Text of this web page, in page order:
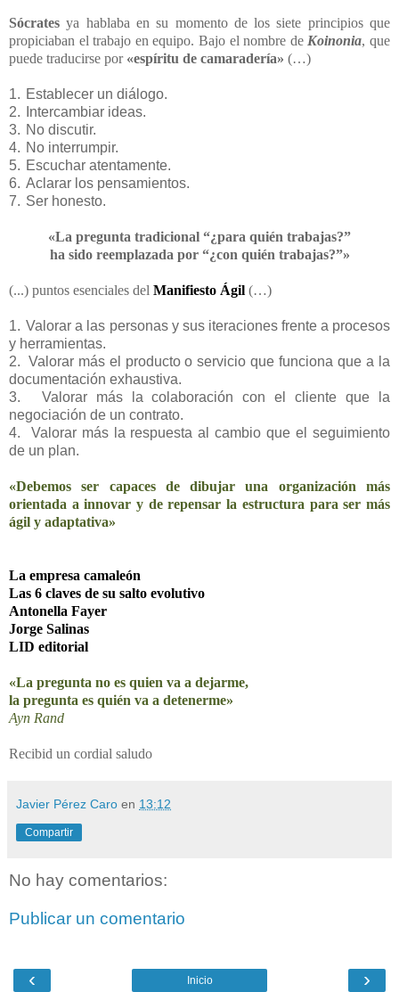
Sócrates ya hablaba en su momento de los siete principios que
propiciaban el trabajo en equipo. Bajo el nombre de Koinonia, que
puede traducirse por «espíritu de camaradería» (…)
1. Establecer un diálogo.
2.
Intercambiar ideas.
3. No discutir.
4. No interrumpir.
5. Escuchar atentamente.
6. Aclarar los pensamientos.
7. Ser honesto.
«La pregunta tradicional “¿para quién trabajas?”
ha sido reemplazada por “¿con quién trabajas?”»
(...) puntos esenciales del Manifiesto Ágil (…)
1. Valorar a las personas y sus iteraciones frente a procesos
y herramientas.
2. Valorar más el producto o servicio que funciona que a la
documentación exhaustiva.
3.
Valorar más la colaboración con el cliente que la
negociación de un contrato.
4.
Valorar más la respuesta al cambio que el seguimiento
de un plan.
«Debemos ser capaces de dibujar una organización más
orientada a innovar y de repensar la estructura para ser más
ágil y adaptativa»
La empresa camaleón
Las 6 claves de su salto evolutivo
Antonella Fayer
Jorge Salinas
LID editorial
«La pregunta no es quien va a dejarme,
la pregunta es quién va a detenerme»
Ayn Rand
Recibid un cordial saludo
Javier Pérez Caro en 13:12
Compartir
No hay comentarios:
Publicar un comentario
‹ ›
Inicio